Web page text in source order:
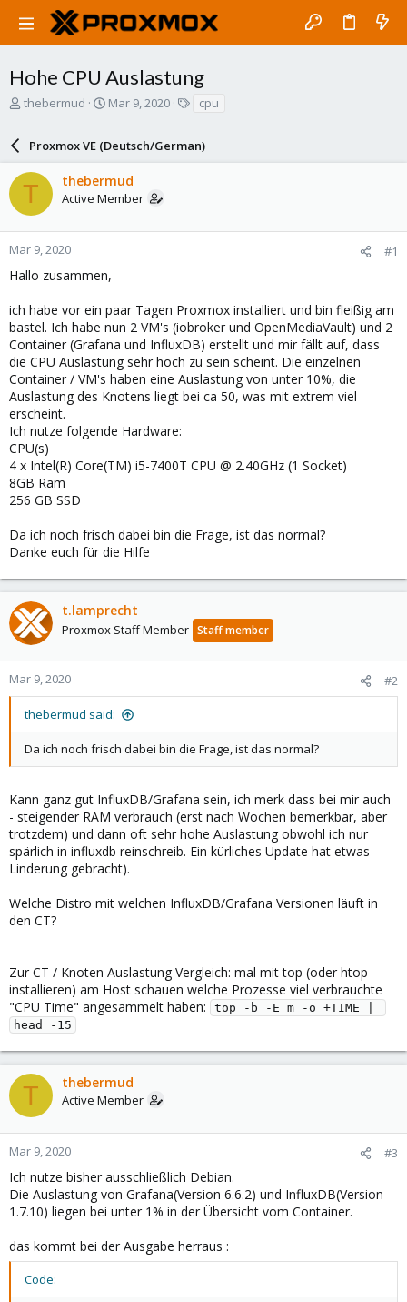
Hohe CPU Auslastung
T
a
d
t
a
r
e
thebermud
S
r
t
d
a
e
Mar 9, 2020
s
cpu
Proxmox VE (Deutsch/German)
T thebermud
Active Member
Mar 9, 2020 #1
Hallo zusammen,
ich habe vor ein paar Tagen Proxmox installiert und bin fleißig am
bastel. Ich habe nun 2 VM's (iobroker und OpenMediaVault) und 2
Container (Grafana und InfluxDB) erstellt und mir fällt auf, dass
die CPU Auslastung sehr hoch zu sein scheint. Die einzelnen
Container / VM's haben eine Auslastung von unter 10%, die
Auslastung des Knotens liegt bei ca 50, was mit extrem viel
erscheint.
Ich nutze folgende Hardware:
CPU(s)
4 x Intel(R) Core(TM) i5-7400T CPU @ 2.40GHz (1 Socket)
8GB Ram
256 GB SSD
Da ich noch frisch dabei bin die Frage, ist das normal?
Danke euch für die Hilfe
t.lamprecht
Proxmox Staff Member Staff member
Mar 9, 2020 #2
thebermud said:
Da ich noch frisch dabei bin die Frage, ist das normal?
Kann ganz gut InfluxDB/Grafana sein, ich merk dass bei mir auch
- steigender RAM verbrauch (erst nach Wochen bemerkbar, aber
trotzdem) und dann oft sehr hohe Auslastung obwohl ich nur
spärlich in influxdb reinschreib. Ein kürliches Update hat etwas
Linderung gebracht).
Welche Distro mit welchen InfluxDB/Grafana Versionen läuft in
den CT?
Zur CT / Knoten Auslastung Vergleich: mal mit top (oder htop
installieren) am Host schauen welche Prozesse viel verbrauchte
"CPU Time" angesammelt haben:
top -b -E m -o +TIME |
head -15
T thebermud
Active Member
Mar 9, 2020 #3
Ich nutze bisher ausschließlich Debian.
Die Auslastung von Grafana(Version 6.6.2) und InfluxDB(Version
1.7.10) liegen bei unter 1% in der Übersicht vom Container.
das kommt bei der Ausgabe herraus :
Code: